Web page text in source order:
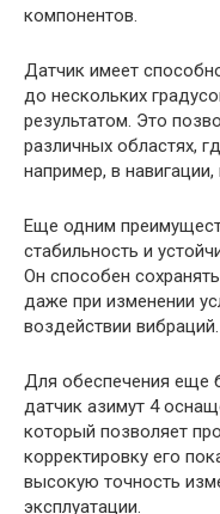
компонентов.
Датчик имеет
до нескольких
результатом. Это
различных областях,
например, в
Еще одним
стабильность и
Он способен
даже при изменении
воздействии вибраций.
Для обеспечения еще
датчик азимут 4
который позволяет
корректировку его
высокую точность
эксплуатации.